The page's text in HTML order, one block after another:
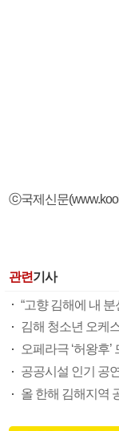
ⓒ국제신문
관련기사
“고향 김해에 내
김해 청소년 오케
오페라극 ‘허왕후
공공시설 인기 공
올 한해 김해지역